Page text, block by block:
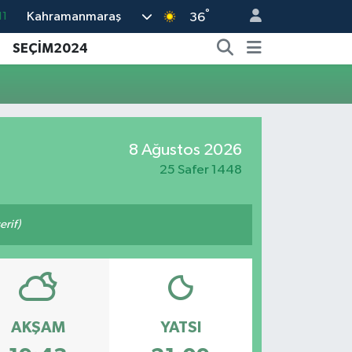
Kahramanmaraş 36°
SEÇİM2024
8 Ağustos 2026
25 Safer 1448
AKŞAM YATSI